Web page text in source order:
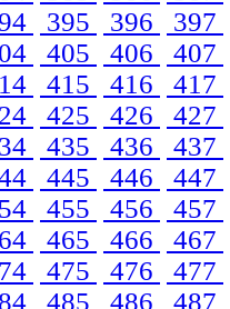
395 396
397
405 406
407
415 416
417
425 426
427
435 436
437
445 446
447
455 456
457
465 466
467
475 476
477
485 486
487